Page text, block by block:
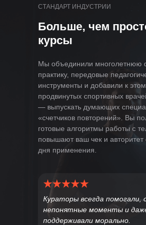
Больше, чем
курсы
СТАНДАРТ ИНДУСТРИИ
Мы объединили многолетнюю
практику, передовые
инструменты и добавили к
продвинутых спортивных
— выпускать думающих
«счетчиков повторений». Вы
готовые алгоритмы работы с
повышают ваш чек и авторитет
дня применения.
Кураторы всегда помогали,
непонятные моменты и
поддерживали морально.
Программа курса по
осанке